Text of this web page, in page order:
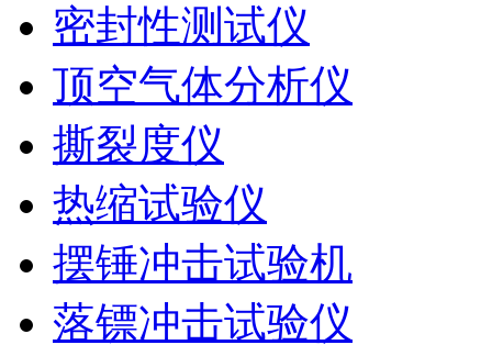
密封性测试仪
顶空气体分析仪
撕裂度仪
热缩试验仪
摆锤冲击试验机
落镖冲击试验仪